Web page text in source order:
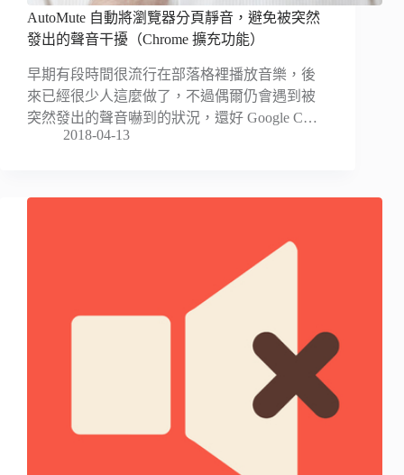
AutoMute 自動將瀏覽器分頁靜音，避免被突然
發出的聲音干擾（Chrome 擴充功能）
早期有段時間很流行在部落格裡播放音樂，後
來已經很少人這麼做了，不過偶爾仍會遇到被
突然發出的聲音嚇到的狀況，還好 Google C…
2018-04-13